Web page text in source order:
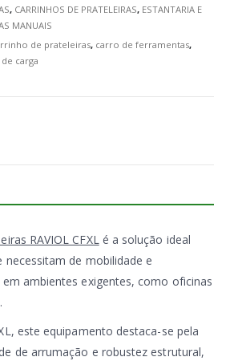
, CARRINHOS DE PRATELEIRAS, ESTANTARIA E
MANUAIS
de prateleiras, carro de ferramentas,
carga
RAVIOL CFXLé a solução ideal
necessitam de mobilidade e
ambientes exigentes, como oficinas
este equipamento destaca-se pela
de arrumação e robustez estrutural,